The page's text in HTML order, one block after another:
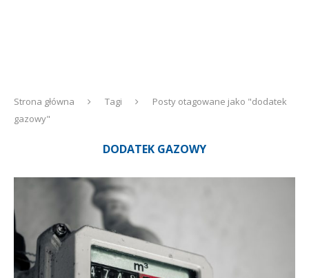
Strona główna Tagi
Posty otagowane jako "dodatek
gazowy"
DODATEK GAZOWY